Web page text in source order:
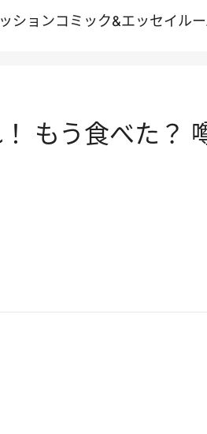
ションコミック&エッセイル
もう食べた？